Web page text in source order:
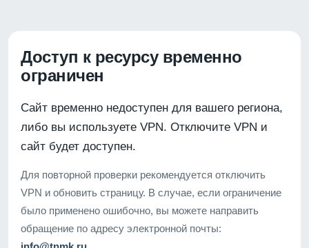
Доступ к ресурсу временно
ограничен
Сайт временно недоступен для вашего региона,
либо вы используете VPN. Отключите VPN и
сайт будет доступен.
Для повторной проверки рекомендуется отключить
VPN и обновить страницу. В случае, если ограничение
было применено ошибочно, вы можете направить
обращение по адресу электронной почты: